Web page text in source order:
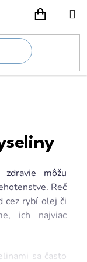
môžu
Reč
cez rybí olej či
ich najviac
sa často